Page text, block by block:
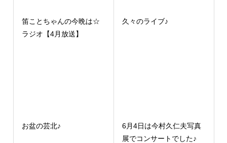
笛ことちゃんの今晩は☆
ラジオ【4月放送】
久々のライブ♪
お盆の芸北♪
6月4日は今村久仁夫写真
展でコンサートでした♪